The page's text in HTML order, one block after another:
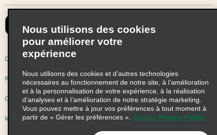
Nous contacter
Recevoir des offres par email
Conditions d’utilisation
Politique d’utilisation des cookies
Choix de confidentialité
Information précontractuelle
Nous utilisons des cookies
pour améliorer votre
expérience
Nous utilisons des cookies et d’autres technologies
nécessaires au fonctionnement de notre site, à l’amélioration
et à la personnalisation de votre expérience, à la réalisation
d’analyses et à l’amélioration de notre stratégie marketing.
Vous pouvez mettre à jour vos préférences à tout moment à
partir de « Gérer les préférences ».
Cookie Privacy Policy